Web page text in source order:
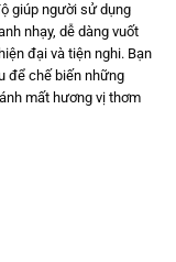
giúp người sử dụng
nhạy, dễ dàng vuốt
đại và tiện nghi. Bạn
để chế biến những
mất hương vị thơm